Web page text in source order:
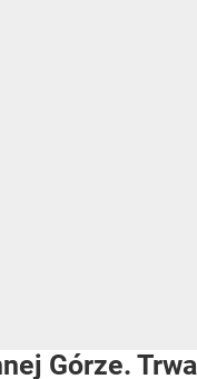
Górze. Trwa